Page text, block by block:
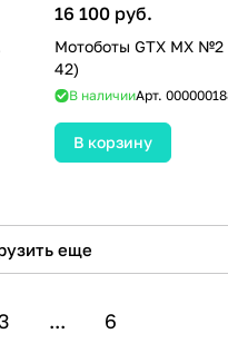
16 100 руб.
Мотоботы GTX MX
42)
В наличииАрт.
В корзину
еще
3 ... 6